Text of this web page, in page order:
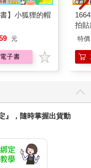
書】小狐狸的帽
元
電子書
拍
特價
』，隨時掌握出貨動